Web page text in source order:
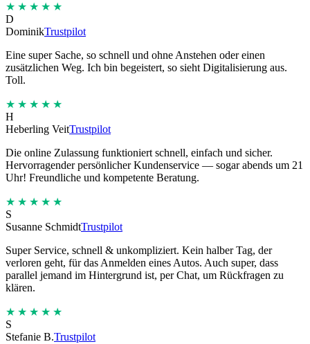
★★★★★
D
DominikTrustpilot
Eine super Sache, so schnell und ohne Anstehen oder einen
zusätzlichen Weg. Ich bin begeistert, so sieht Digitalisierung aus.
Toll.
★★★★★
H
Heberling VeitTrustpilot
Die online Zulassung funktioniert schnell, einfach und sicher.
Hervorragender persönlicher Kundenservice — sogar abends um 21
Uhr! Freundliche und kompetente Beratung.
★★★★★
S
Susanne SchmidtTrustpilot
Super Service, schnell & unkompliziert. Kein halber Tag, der
verloren geht, für das Anmelden eines Autos. Auch super, dass
parallel jemand im Hintergrund ist, per Chat, um Rückfragen zu
klären.
★★★★★
S
Stefanie B.Trustpilot